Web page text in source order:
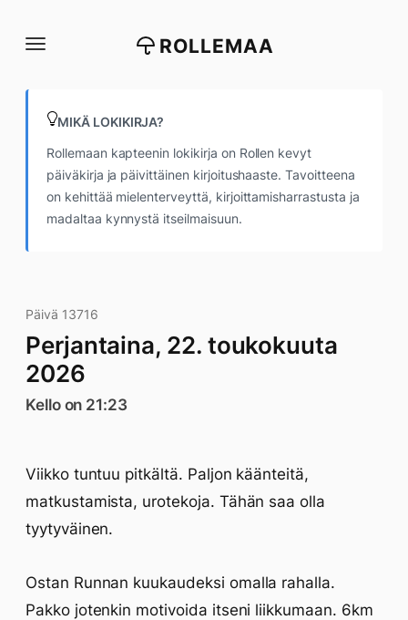
suoraan
ROLLEMAA
MIKÄ LOKIKIRJA?
Rollemaan kapteenin lokikirja on Rollen kevyt
päiväkirja ja päivittäinen kirjoitushaaste. Tavoitteena
on kehittää mielenterveyttä, kirjoittamisharrastusta ja
madaltaa kynnystä itseilmaisuun.
Päivä 13716
Perjantaina, 22. toukokuuta
2026
Kello on 21:23
Viikko tuntuu pitkältä. Paljon käänteitä,
matkustamista, urotekoja. Tähän saa olla
tyytyväinen.
Ostan Runnan kuukaudeksi omalla rahalla.
Pakko jotenkin motivoida itseni liikkumaan. 6km